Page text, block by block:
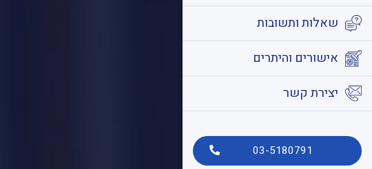
שאלות ותשובות
אישורים והיתרים
יצירת קשר
03-5180791